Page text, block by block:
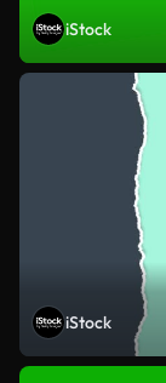
iStock
iStock